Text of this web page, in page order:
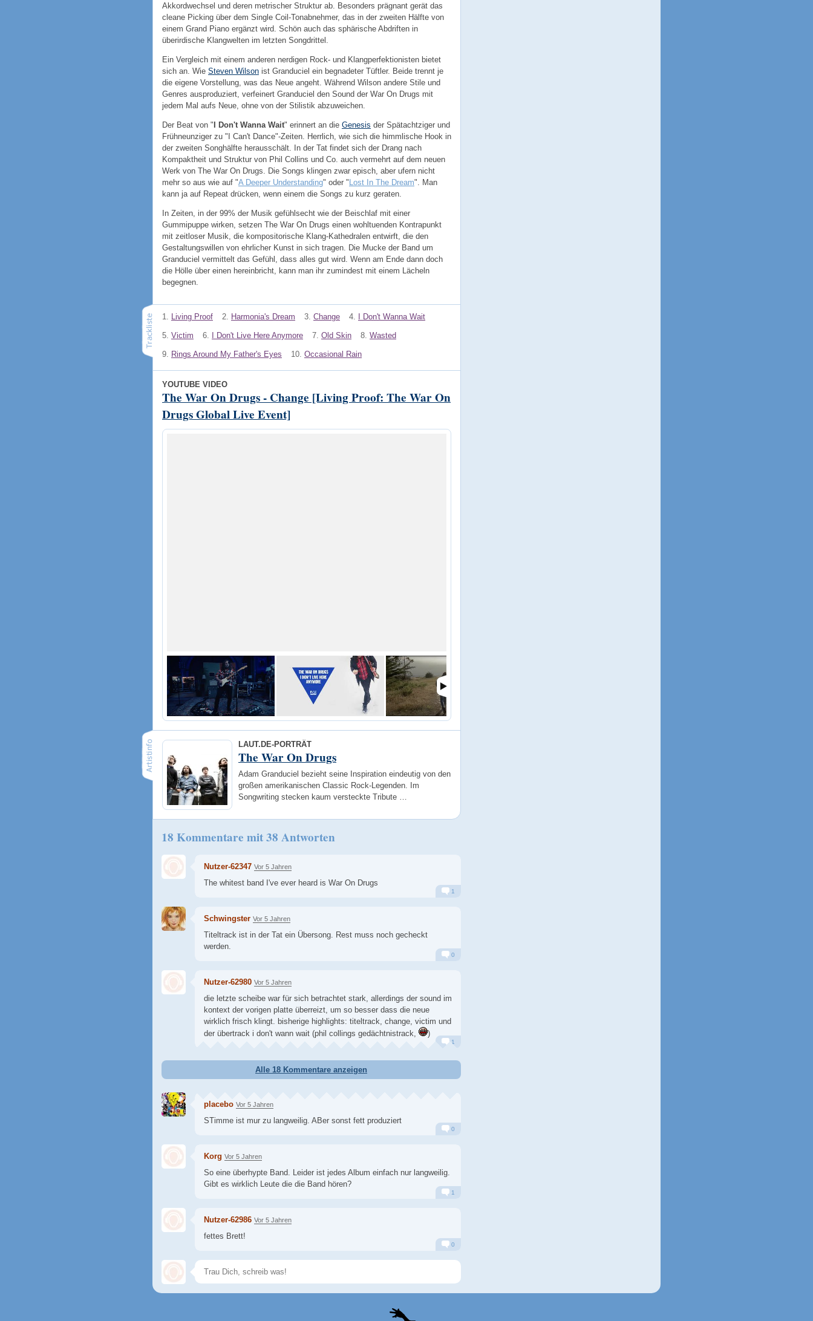
Akkordwechsel und deren metrischer Struktur ab. Besonders prägnant gerät das
cleane Picking über dem Single Coil-Tonabnehmer, das in der zweiten Hälfte von
einem Grand Piano ergänzt wird. Schön auch das sphärische Abdriften in
überirdische Klangwelten im letzten Songdrittel.
Ein Vergleich mit einem anderen nerdigen Rock- und Klangperfektionisten bietet
sich an. Wie Steven Wilson ist Granduciel ein begnadeter Tüftler. Beide trennt je
die eigene Vorstellung, was das Neue angeht. Während Wilson andere Stile und
Genres ausproduziert, verfeinert Granduciel den Sound der War On Drugs mit
jedem Mal aufs Neue, ohne von der Stilistik abzuweichen.
Der Beat von " I Don't Wanna Wait" erinnert an die Genesis der Spätachtziger und
Frühneunziger zu "I Can't Dance"-Zeiten. Herrlich, wie sich die himmlische Hook in
der zweiten Songhälfte herausschält. In der Tat findet sich der Drang nach
Kompaktheit und Struktur von Phil Collins und Co. auch vermehrt auf dem neuen
Werk von The War On Drugs. Die Songs klingen zwar episch, aber ufern nicht
mehr so aus wie auf "A Deeper Understanding" oder " Lost In The Dream". Man
kann ja auf Repeat drücken, wenn einem die Songs zu kurz geraten.
In Zeiten, in der 99% der Musik gefühlsecht wie der Beischlaf mit einer
Gummipuppe wirken, setzen The War On Drugs einen wohltuenden Kontrapunkt
mit zeitloser Musik, die kompositorische Klang-Kathedralen entwirft, die den
Gestaltungswillen von ehrlicher Kunst in sich tragen. Die Mucke der Band um
Granduciel vermittelt das Gefühl, dass alles gut wird. Wenn am Ende dann doch
die Hölle über einen hereinbricht, kann man ihr zumindest mit einem Lächeln
begegnen.
1. Living Proof 2. Harmonia's Dream 3. Change 4. I Don't Wanna Wait
5. Victim 6. I Don't Live Here Anymore 7. Old Skin 8. Wasted
9. Rings Around My Father's Eyes 10. Occasional Rain
YOUTUBE VIDEO
The War On Drugs - Change [Living Proof: The War On
Drugs Global Live Event]
LAUT.DE-PORTRÄT
The War On Drugs
Adam Granduciel bezieht seine Inspiration eindeutig von den
großen amerikanischen Classic Rock-Legenden. Im
Songwriting stecken kaum versteckte Tribute …
18 Kommentare mit 38 Antworten
Nutzer-62347 Vor 5 Jahren
The whitest band I've ever heard is War On Drugs
1
Schwingster Vor 5 Jahren
Titeltrack ist in der Tat ein Übersong. Rest muss noch gecheckt
werden.
0
Nutzer-62980 Vor 5 Jahren
die letzte scheibe war für sich betrachtet stark, allerdings der sound im
kontext der vorigen platte überreizt, um so besser dass die neue
wirklich frisch klingt. bisherige highlights: titeltrack, change, victim und
der übertrack i don't wann wait (phil collings gedächtnistrack,
)
1
Alle 18 Kommentare anzeigen
placebo Vor 5 Jahren
STimme ist mur zu langweilig. ABer sonst fett produziert
0
Korg Vor 5 Jahren
So eine überhypte Band. Leider ist jedes Album einfach nur langweilig.
Gibt es wirklich Leute die die Band hören?
1
Nutzer-62986 Vor 5 Jahren
fettes Brett!
Alarm Antworten
0
Speichern